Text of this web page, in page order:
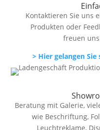
Kontaktieren Sie uns
Produkten oder
freuen
> Hier gelangen
Beratung mit Galerie,
wie Beschriftung,
Leuchtreklame,